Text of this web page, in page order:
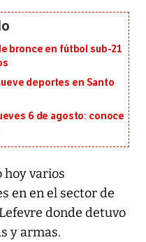
bronce en fútbol sub-21
deportes en Santo
6 de agosto: conoce
hoy varios
en en el sector de
donde detuvo
y armas.